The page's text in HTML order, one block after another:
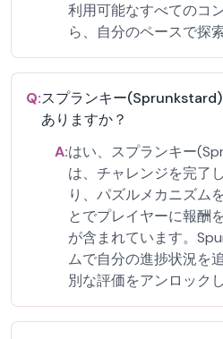
利用可能なすべてのコ
ら、自分のペースで探
Q:スプランキー
ありますか？
A:はい、スプランキー
は、チャレンジを完了
り、パズルメカニズム
とでプレイヤーに報酬
が含まれています。
ムで自分の進捗状況を
別な評価をアンロック